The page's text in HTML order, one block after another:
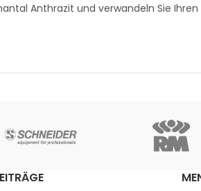
Anthrazit und verwandeln Sie